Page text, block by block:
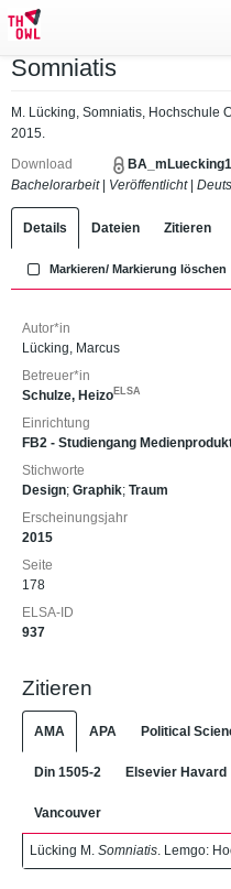
Somniatis
M. Lücking, Somniatis, Hochschule
2015.
Download
Bachelorarbeit| Veröffentlicht|
Details Dateien Zitieren
Markieren/ Markierung löschen
Autor*in
Lücking, Marcus
Betreuer*in
Schulze, Heizo ELSA
Einrichtung
FB2 - Studiengang
Stichworte
Design; Graphik; Traum
Erscheinungsjahr
2015
Seite
178
ELSA-ID
937
Zitieren
AMA APA Political
Din 1505-2 Elsevier Havard
Vancouver
Lücking M. Somniatis . Lemgo: